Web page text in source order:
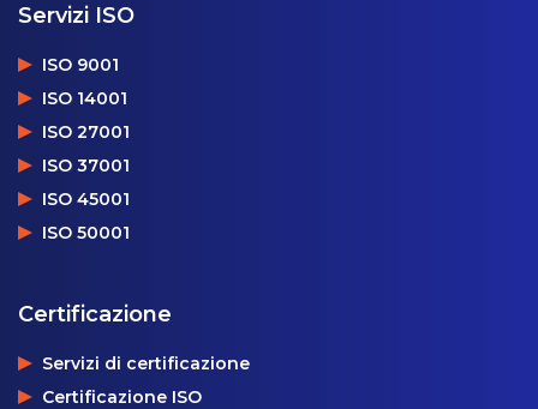
Servizi ISO
ISO 9001
ISO 14001
ISO 27001
ISO 37001
ISO 45001
ISO 50001
Certificazione
Servizi di certificazione
Certificazione ISO